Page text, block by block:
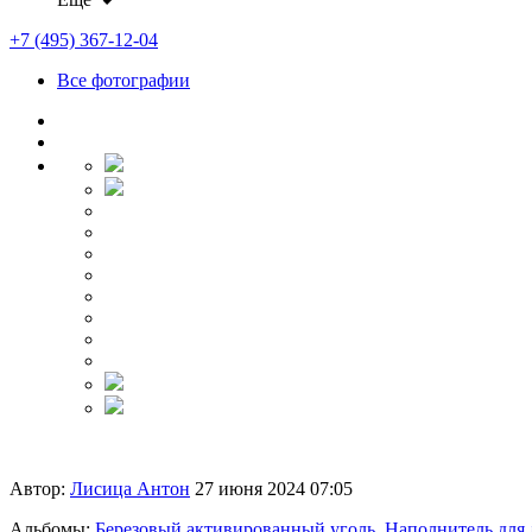
+7 (495) 367-12-04
Все фотографии
Автор: Лисица Антон 27 июня 2024 07:05